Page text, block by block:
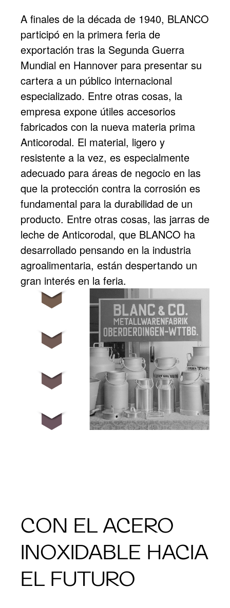
A finales de la década de 1940, BLANCO
participó en la primera feria de
exportación tras la Segunda Guerra
Mundial en Hannover para presentar su
cartera a un público internacional
especializado. Entre otras cosas, la
empresa expone útiles accesorios
fabricados con la nueva materia prima
Anticorodal. El material, ligero y
resistente a la vez, es especialmente
adecuado para áreas de negocio en las
que la protección contra la corrosión es
fundamental para la durabilidad de un
producto. Entre otras cosas, las jarras de
leche de Anticorodal, que BLANCO ha
desarrollado pensando en la industria
agroalimentaria, están despertando un
gran interés en la feria.
CON EL ACERO
INOXIDABLE HACIA
EL FUTURO